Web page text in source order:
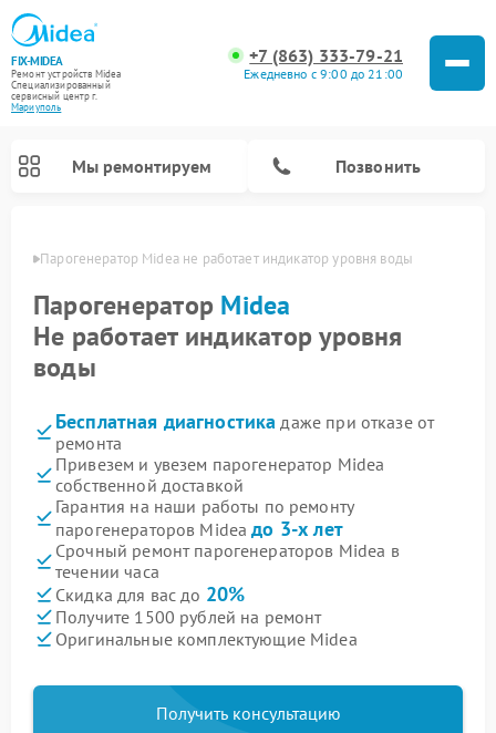
FIX-MIDEA
Ремонт устройств Midea
Специализированный
cервисный центр г.
Мариуполь
+7 (863) 333-79-21
Ежедневно с 9:00 до 21:00
Мы ремонтируем Позвонить
Парогенератор Midea не работает индикатор уровня воды
Парогенератор Midea
Не работает индикатор уровня
воды
Бесплатная диагностика даже при отказе от
ремонта
Привезем и увезем парогенератор Midea
собственной доставкой
Гарантия на наши работы по ремонту
парогенераторов Mideaдо 3-х лет
Срочный ремонт парогенераторов Midea в
течении часа
Скидка для вас до 20%
Получите 1500 рублей на ремонт
Оригинальные комплектующие Midea
Получить консультацию